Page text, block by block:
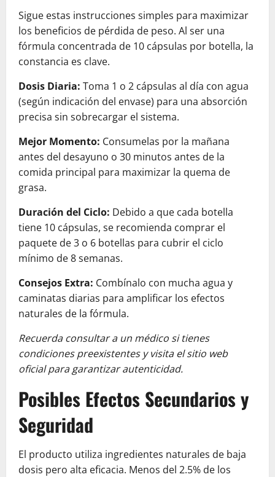
Sigue estas instrucciones simples para maximizar
los beneficios de pérdida de peso. Al ser una
fórmula concentrada de 10 cápsulas por botella, la
constancia es clave.
Dosis Diaria: Toma 1 o 2 cápsulas al día con agua
(según indicación del envase) para una absorción
precisa sin sobrecargar el sistema.
Mejor Momento: Consumelas por la mañana
antes del desayuno o 30 minutos antes de la
comida principal para maximizar la quema de
grasa.
Duración del Ciclo: Debido a que cada botella
tiene 10 cápsulas, se recomienda comprar el
paquete de 3 o 6 botellas para cubrir el ciclo
mínimo de 8 semanas.
Consejos Extra: Combínalo con mucha agua y
caminatas diarias para amplificar los efectos
naturales de la fórmula.
Recuerda consultar a un médico si tienes
condiciones preexistentes y visita el sitio web
oficial para garantizar autenticidad.
Posibles Efectos Secundarios y
Seguridad
El producto utiliza ingredientes naturales de baja
dosis pero alta eficacia. Menos del 2.5% de los